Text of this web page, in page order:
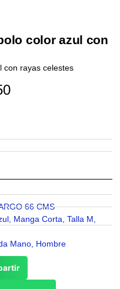
color azul con
con rayas celestes
66 CMS
Manga Corta Talla M
Mano Hombre